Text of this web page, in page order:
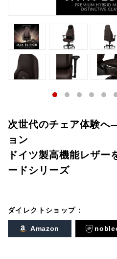
次世代のチェア体験
ョン
ドイツ製高機能レザー
ードシリーズ
ダイレクトショップ :
Amazon